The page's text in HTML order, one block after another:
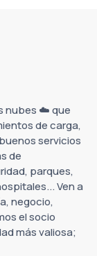
nubes ☁️ que
de carga,
servicios
de
parques,
Ven a
negocio,
el socio
más valiosa;